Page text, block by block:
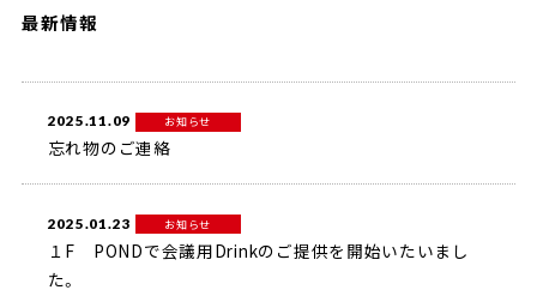
最新情報
2025.11.09 お知らせ
忘れ物のご連絡
2025.01.23 お知らせ
１F PONDで会議用Drinkのご提供を開始いたいまし
た。